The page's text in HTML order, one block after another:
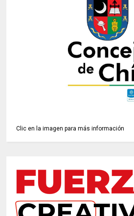
Clic en la imagen para más información